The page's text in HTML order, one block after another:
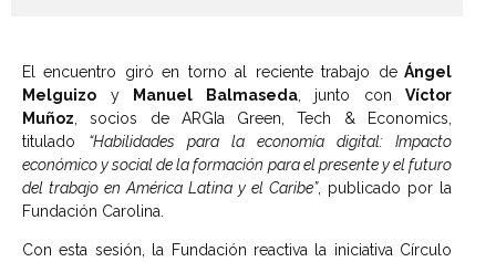
El encuentro giró en torno al reciente trabajo deÁngel
Melguizo y Manuel Balmaseda, junto con Víctor
Muñoz , socios de ARGIa Green, Tech & Economics,
titulado “Habilidades para la economía digital: Impacto
económico y social de la formación para el presente y el futuro
del trabajo en América Latina y el Caribe”, publicado por la
Fundación Carolina.
Con esta sesión, la Fundación reactiva la iniciativa Círculo